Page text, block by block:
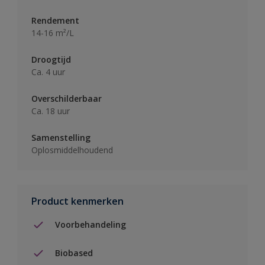
Rendement
14-16 m²/L
Droogtijd
Ca. 4 uur
Overschilderbaar
Ca. 18 uur
Samenstelling
Oplosmiddelhoudend
Product kenmerken
Voorbehandeling
Biobased